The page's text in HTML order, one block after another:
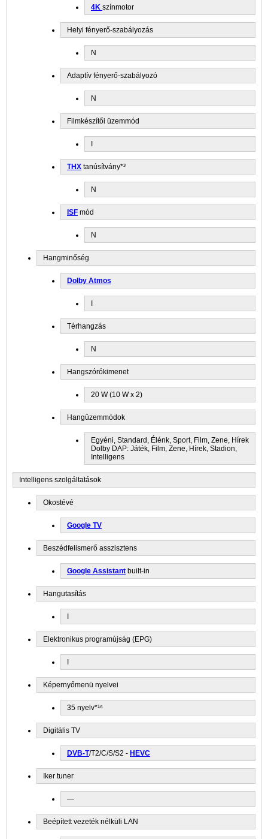
4K színmotor
Helyi fényerő-szabályozás
N
Adaptív fényerő-szabályozó
N
Filmkészítői üzemmód
I
THX tanúsítvány*³
N
ISF mód
N
Hangminőség
Dolby Atmos
I
Térhangzás
N
Hangszórókimenet
20 W (10 W x 2)
Hangüzemmódok
Egyéni, Standard, Élénk, Sport, Film, Zene, Hírek
Dolby DAP: Játék, Film, Zene, Hírek, Stadion,
Intelligens
Intelligens szolgáltatások
Okostévé
Google TV
Beszédfelismerő asszisztens
Google Assistant built-in
Hangutasítás
I
Elektronikus programújság (EPG)
I
Képernyőmenü nyelvei
35 nyelv*¹⁶
Digitális TV
DVB-T/T2/C/S/S2 - HEVC
Iker tuner
—
Beépített vezeték nélküli LAN